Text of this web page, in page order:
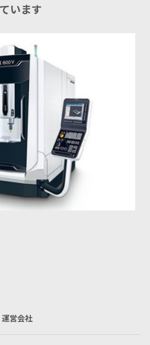
います
運営会社